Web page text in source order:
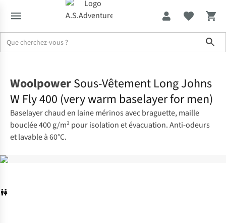
WoolpowerSous-Vêtement Long Johns
W Fly 400 (very warm baselayer for men)
Baselayer chaud en laine mérinos avec braguette, maille
bouclée 400 g/m² pour isolation et évacuation. Anti-odeurs
et lavable à 60°C.